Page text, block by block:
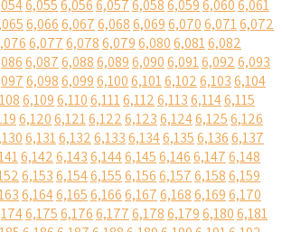
6,0556,0566,0576,0586,0596,0606,061
6,0666,0676,0686,0696,0706,0716,072
6,0776,0786,0796,0806,0816,082
6,0876,0886,0896,0906,0916,0926,093
6,0986,0996,1006,1016,1026,1036,104
6,1096,1106,1116,1126,1136,1146,115
6,1206,1216,1226,1236,1246,1256,126
6,1316,1326,1336,1346,1356,1366,137
6,1426,1436,1446,1456,1466,1476,148
6,1536,1546,1556,1566,1576,1586,159
6,1646,1656,1666,1676,1686,1696,170
6,1756,1766,1776,1786,1796,1806,181